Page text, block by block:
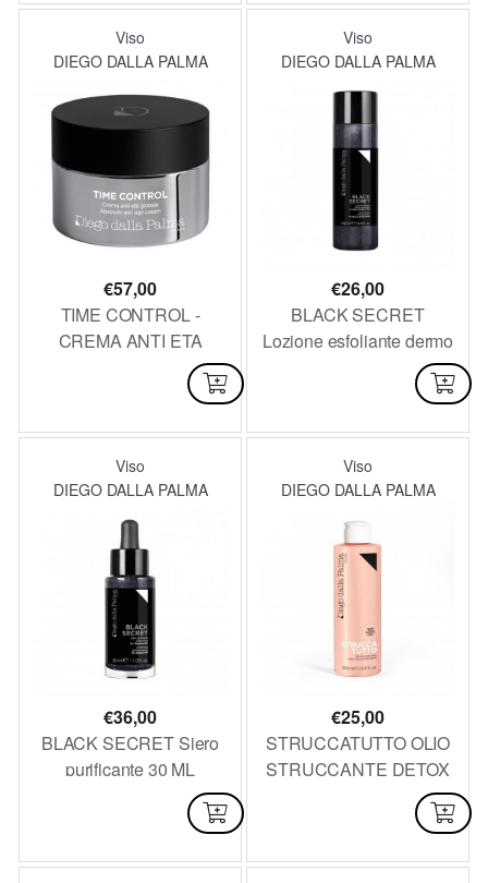
Viso
DIEGO DALLA PALMA
€57,00
TIME CONTROL -
CREMA ANTI ETA
GLOBALE 50ML
Viso
DIEGO DALLA PALMA
€26,00
BLACK SECRET
Lozione esfoliante dermo
rinnovatrice 200 ml
Viso
DIEGO DALLA PALMA
€36,00
BLACK SECRET Siero
purificante 30 ML
Viso
DIEGO DALLA PALMA
€25,00
STRUCCATUTTO OLIO
STRUCCANTE DETOX